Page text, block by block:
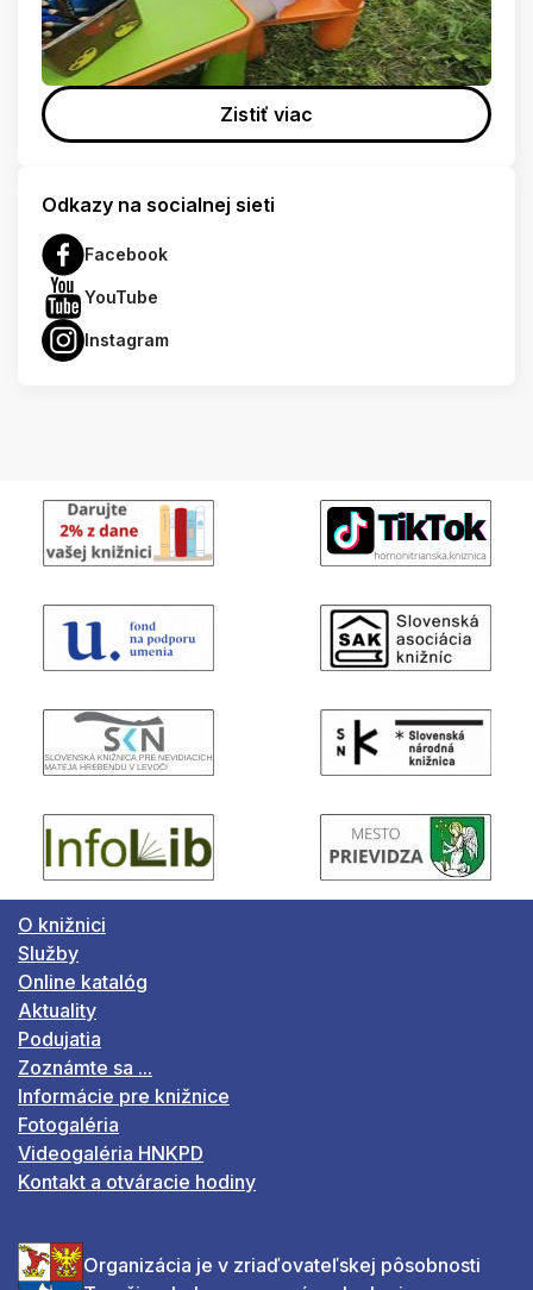
Zistiť viac
Odkazy na socialnej sieti
Facebook
YouTube
Instagram
O knižnici
Služby
Online katalóg
Aktuality
Podujatia
Zoznámte sa ...
Informácie pre knižnice
Fotogaléria
Videogaléria HNKPD
Kontakt a otváracie hodiny
Organizácia je v zriaďovateľskej pôsobnosti